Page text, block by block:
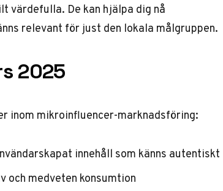
värdefulla. De kan hjälpa dig nå
relevant för just den lokala målgruppen.
2025
inom mikroinfluencer-marknadsföring:
innehåll som känns autentiskt
medveten konsumtion